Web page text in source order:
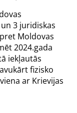
3 juridiskas
Moldovas
2024.gada
iekļautās
fizisko
ar Krievijas